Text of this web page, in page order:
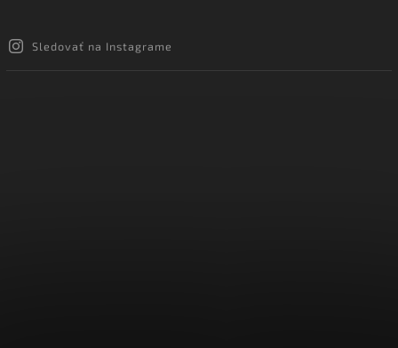
Sledovať na Instagrame